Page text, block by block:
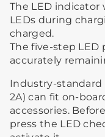
The LED indicator
LEDs during
charged.
The five-step LED
accurately
Industry-standard
2A) can fit on-
accessories.
press the LED